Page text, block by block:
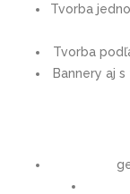
Tvorba
Tvorba
Bannery aj